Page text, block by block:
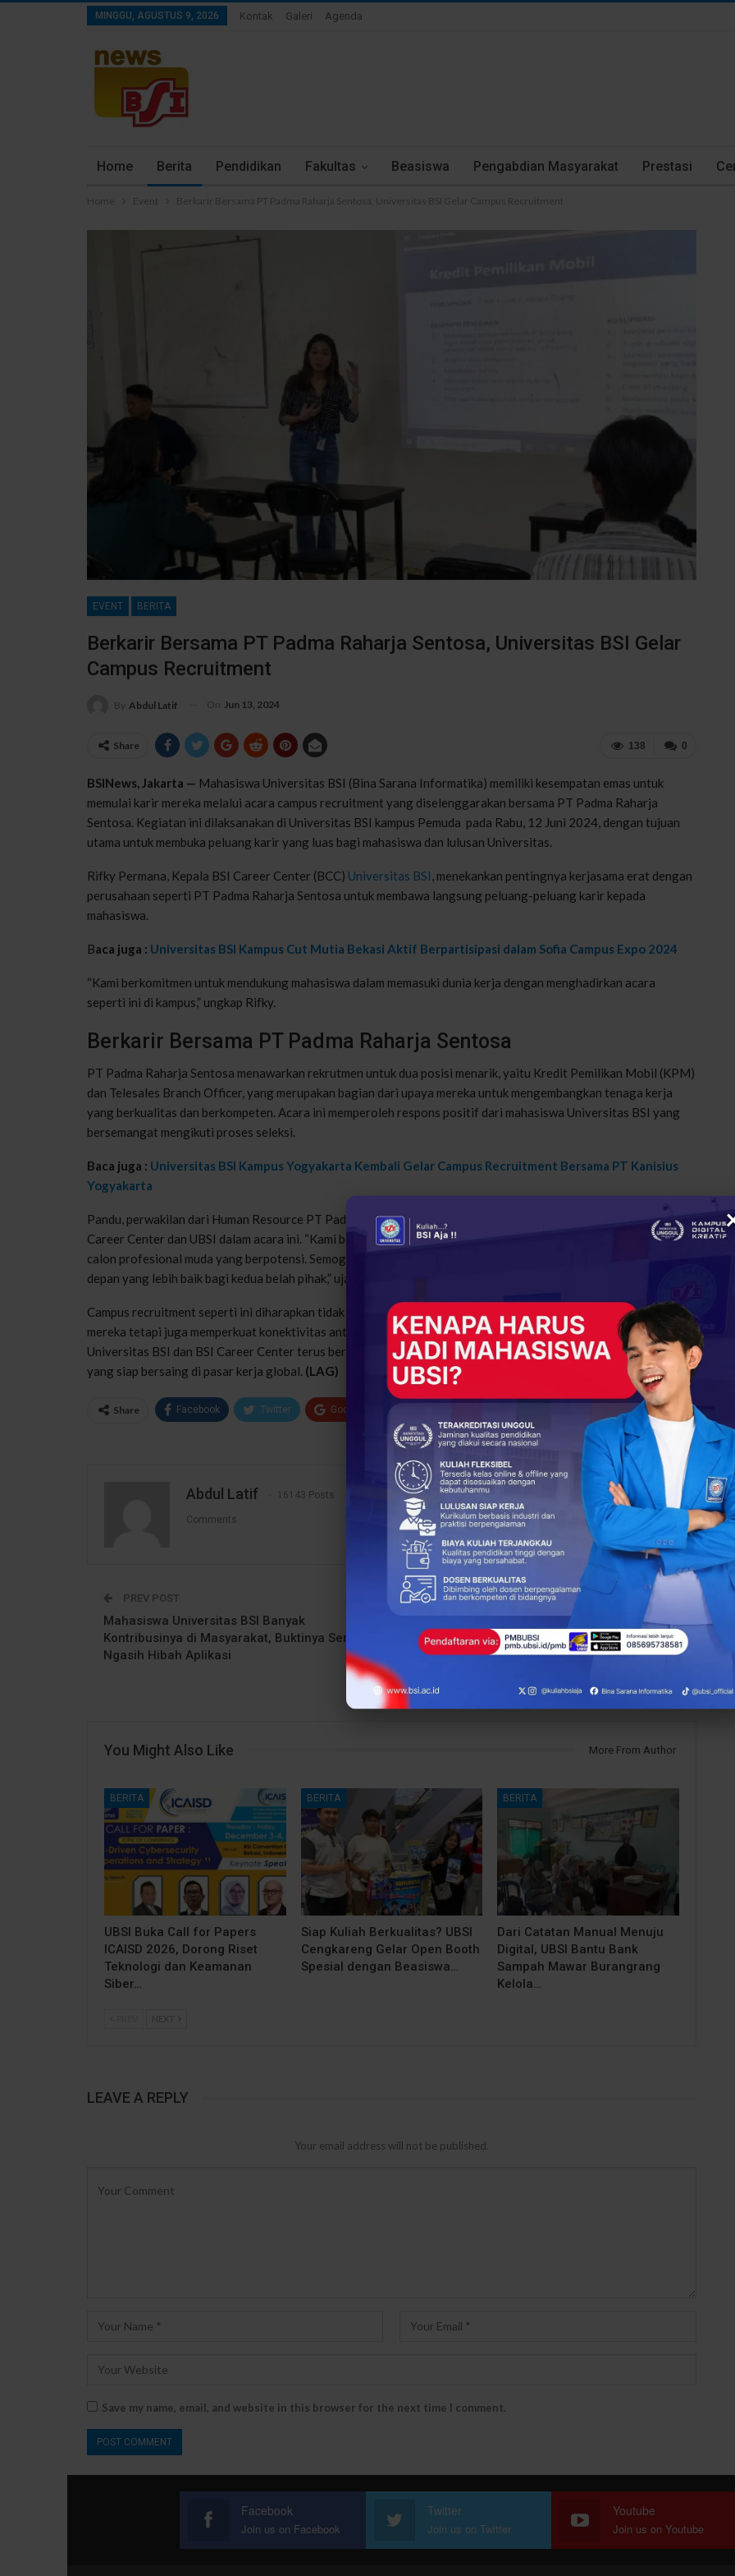
MINGGU, AGUSTUS 9, 2026 Kontak Galeri Agenda
Home Berita Pendidikan Fakultas Beasiswa Pengabdian Masyarakat Prestasi
Home Event Berkarir Bersama PT Padma Raharja Sentosa, Universitas BSI Gelar Campus Recruitment
EVENT BERITA
Berkarir Bersama PT Padma Raharja Sentosa, Universitas BSI Gelar
Campus Recruitment
By Abdul Latif On Jun 13, 2024
0
138
Share
BSINews, Jakarta — Mahasiswa Universitas BSI (Bina Sarana Informatika) memiliki kesempatan emas untuk
memulai karir mereka melalui acara campus recruitment yang diselenggarakan bersama PT Padma Raharja
Sentosa. Kegiatan ini dilaksanakan di Universitas BSI kampus Pemuda pada Rabu, 12 Juni 2024, dengan tujuan
utama untuk membuka peluang karir yang luas bagi mahasiswa dan lulusan Universitas.
Rifky Permana, Kepala BSI Career Center (BCC) Universitas BSI, menekankan pentingnya kerjasama erat dengan
perusahaan seperti PT Padma Raharja Sentosa untuk membawa langsung peluang-peluang karir kepada
mahasiswa.
Baca juga : Universitas BSI Kampus Cut Mutia Bekasi Aktif Berpartisipasi dalam Sofia Campus Expo 2024
“Kami berkomitmen untuk mendukung mahasiswa dalam memasuki dunia kerja dengan menghadirkan acara
seperti ini di kampus,” ungkap Rifky.
Berkarir Bersama PT Padma Raharja Sentosa
PT Padma Raharja Sentosa menawarkan rekrutmen untuk dua posisi menarik, yaitu Kredit Pemilikan Mobil (KPM)
dan Telesales Branch Officer, yang merupakan bagian dari upaya mereka untuk mengembangkan tenaga kerja
yang berkualitas dan berkompeten. Acara ini memperoleh respons positif dari mahasiswa Universitas BSI yang
bersemangat mengikuti proses seleksi.
Baca juga : Universitas BSI Kampus Yogyakarta Kembali Gelar Campus Recruitment Bersama PT Kanisius
Yogyakarta
Pandu, perwakilan dari Human Resource PT Padma Raharja Sentosa, mengapresiasi kolaborasi dengan BSI
Career Center dan UBSI dalam acara ini. “Kami berterima kasih atas kesempatan ini untuk bertemu dengan para
calon profesional muda yang berpotensi. Semoga kerjasama ini dapat terus berlanjut untuk membangun masa
depan yang lebih baik bagi kedua belah pihak,” ujarnya.
Campus recruitment seperti ini diharapkan tidak hanya memberikan peluang bagi mahasiswa untuk memulai karir
mereka tetapi juga memperkuat konektivitas antara dunia pendidikan dengan dunia industri. Dengan demikian,
Universitas BSI dan BSI Career Center terus berkomitmen untuk mendukung pembentukan sumber daya manusia
yang siap bersaing di pasar kerja global. (LAG)
138
Share Facebook Twitter Google+
Abdul Latif 16143 Posts
Comments
PREV POST
Mahasiswa Universitas BSI Banyak
Kontribusinya di Masyarakat, Buktinya Sering
Ngasih Hibah Aplikasi
NEXT POST
Dosen Universitas BSI Beri Pelatihan Seni
Berpakaian Memasyarakatkan Konsep Dasar
Padu Padan Untuk Tingkatkan Kesejahteraan
You Might Also Like More From Author
BERITA
UBSI Buka Call for Papers
ICAISD 2026, Dorong Riset
Teknologi dan Keamanan
Siber…
BERITA
Siap Kuliah Berkualitas? UBSI
Cengkareng Gelar Open Booth
Spesial dengan Beasiswa…
BERITA
Dari Catatan Manual Menuju
Digital, UBSI Bantu Bank
Sampah Mawar Burangrang
Kelola…
NEXT
LEAVE A REPLY
Your email address will not be published.
Save my name, email, and website in this browser for the next time I comment.
Facebook
Join us on Facebook
Twitter
Join us on Twitter
Youtube
Join us on Youtube